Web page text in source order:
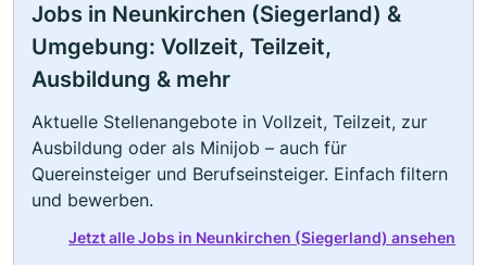
Jobs in Neunkirchen (Siegerland) &
Umgebung: Vollzeit, Teilzeit,
Ausbildung & mehr
Aktuelle Stellenangebote in Vollzeit, Teilzeit, zur
Ausbildung oder als Minijob – auch für
Quereinsteiger und Berufseinsteiger. Einfach filtern
und bewerben.
Jetzt alle Jobs in Neunkirchen (Siegerland) ansehen